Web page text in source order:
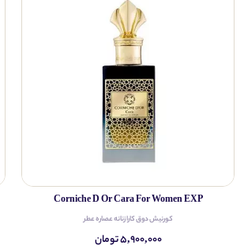
Corniche D Or Cara For Women EXP
کورنیش دوق کارا زنانه عصاره عطر
۵,۹۰۰,۰۰۰ تومان